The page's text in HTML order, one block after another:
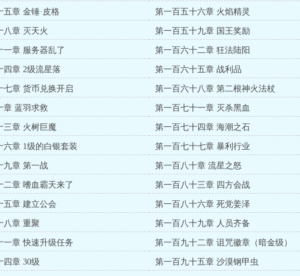
五章 金锤·皮格 第一百五十六章 火焰精灵
八章 灭天火 第一百五十九章 国王奖励
一章 服务器乱了 第一百六十二章 狂法陆阳
四章 2级流星落 第一百六十五章 战利品
七章 货币兑换开启 第一百六十八章 第二根神火法杖
章 蓝羽求救 第一百七十一章 灭杀黑血
三章 火树巨魔 第一百七十四章 海潮之石
六章 1级的白银套装 第一百七十七章 暴利行业
九章 第一战 第一百八十章 流星之怒
二章 嗜血霸天来了 第一百八十三章 四方会战
五章 建立公会 第一百八十六章 死党姜泽
八章 重聚 第一百八十九章 人员齐备
一章 快速升级任务 第一百九十二章 诅咒徽章（暗金级）
四章 30级 第一百九十五章 沙漠钢甲虫